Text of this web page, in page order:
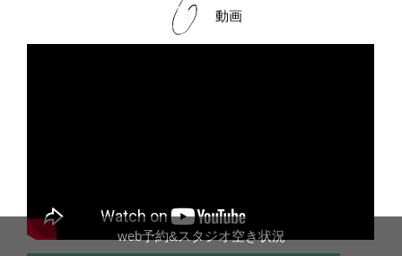
web予約&スタジオ空き状況
動画